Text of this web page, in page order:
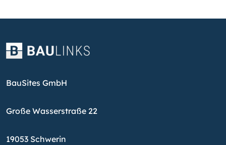
BauSites GmbH
Große Wasserstraße 22
19053 Schwerin